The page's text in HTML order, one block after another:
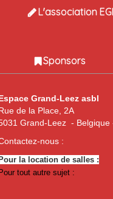
L'association
Sponsors
Grand-Leez asbl
de la Place, 2A
Grand-Leez - Belgique
nous :
Pour la location de salles :
Pour tout autre sujet :